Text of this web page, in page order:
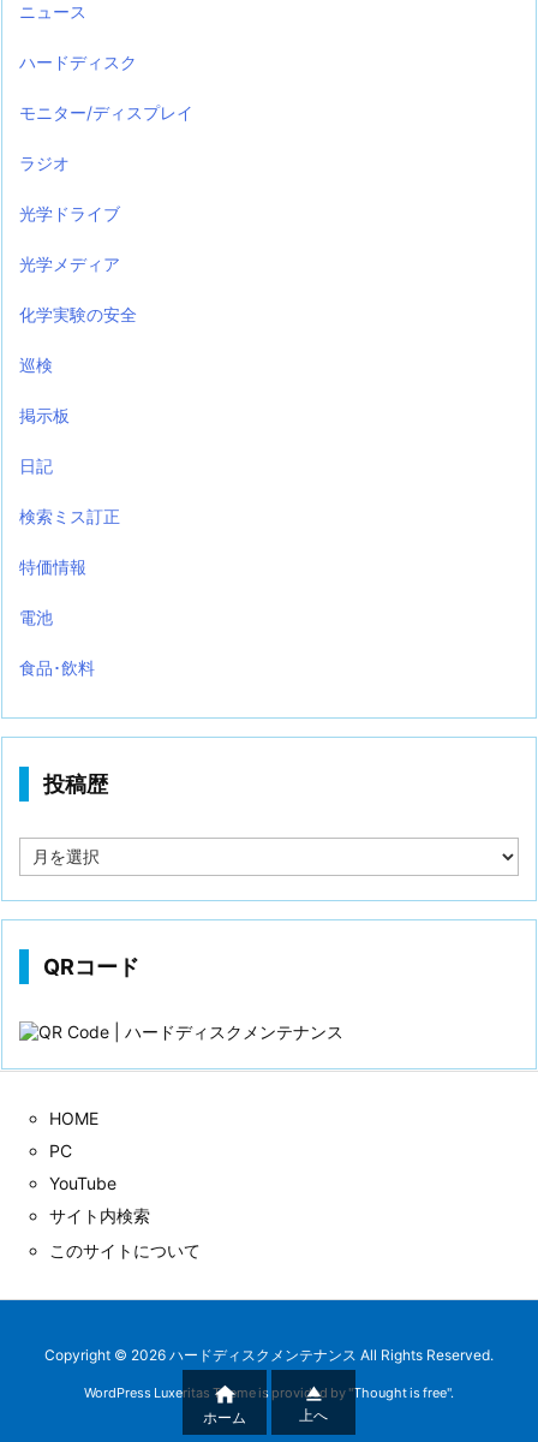
ニュース
ハードディスク
モニター/ディスプレイ
ラジオ
光学ドライブ
光学メディア
化学実験の安全
巡検
掲示板
日記
検索ミス訂正
特価情報
電池
食品･飲料
投稿歴
稿
QRコード
HOME
PC
YouTube
サイト内検索
このサイトについて
Copyright © 2026 ハードディスクメンテナンス All Rights Reserved.
WordPress Luxeritas Theme is provided by "Thought is free".

ホーム

上へ